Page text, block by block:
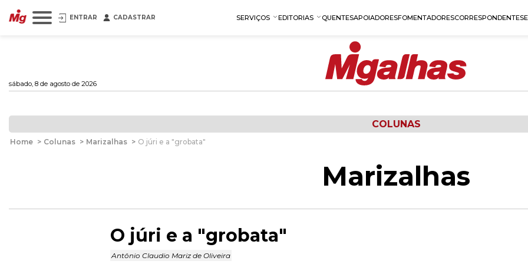
ENTRAR CADASTRAR SERVIÇOS EDITORIAS QUENTESAPOIADORESFOMENTADORESCORRESPONDENTES
sábado, 8 de agosto de 2026
COLUNAS
Home > Colunas > Marizalhas > O júri e a "grobata"
Marizalhas
O júri e a "grobata"
Antônio Claudio Mariz de Oliveira